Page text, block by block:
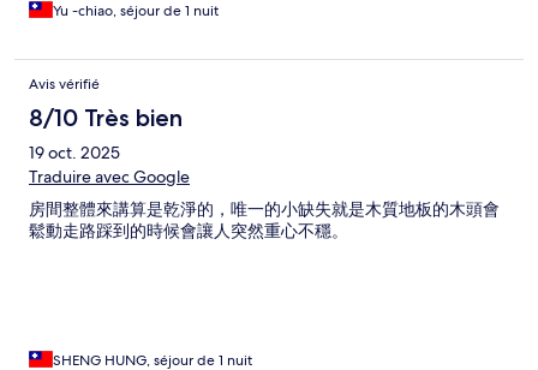
Yu -chiao, séjour de 1 nuit
Avis vérifié
8/10 Très bien
19 oct. 2025
Traduire avec Google
房間整體來講算是乾淨的，唯一的小缺失就是木質地板的木頭會
鬆動走路踩到的時候會讓人突然重心不穩。
SHENG HUNG, séjour de 1 nuit